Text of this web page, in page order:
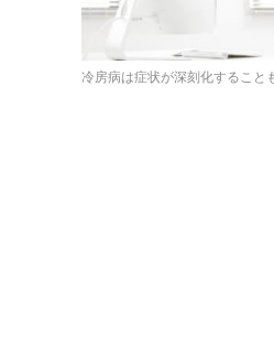
冷房病は症状が深刻化すること